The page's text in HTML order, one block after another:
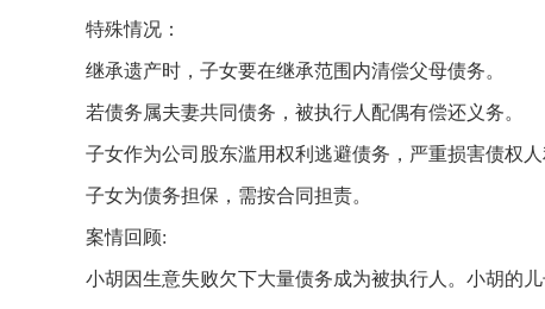
特殊情况：
继承遗产时，子女要在继承范围内清偿父母债务。
若债务属夫妻共同债务，被执行人配偶有偿还义务。
子女作为公司股东滥用权利逃避债务，严重损害债权
子女为债务担保，需按合同担责。
案情回顾:
小胡因生意失败欠下大量债务成为被执行人。小胡的